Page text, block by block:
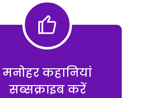
मनोहर कहानियां
सब्सक्राइब करें